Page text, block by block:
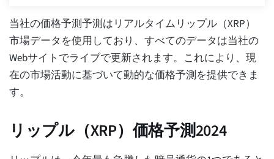
当社の価格予測予測はリアルタイムリップル（XRP）
市場データを使用しており、すべてのデータは当社の
Webサイトでライブで更新されます。これにより、現
在の市場活動に基づいて動的な価格予測を提供できま
す。
リップル（XRP）価格予測2024